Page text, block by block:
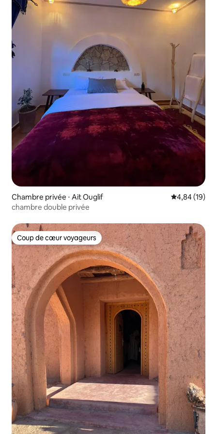
Chambre privée ⋅ Ait Ouglif Évaluation
4,84 (19)
chambre double privée
Coup de cœur voyageurs
Coup de cœur voyageurs